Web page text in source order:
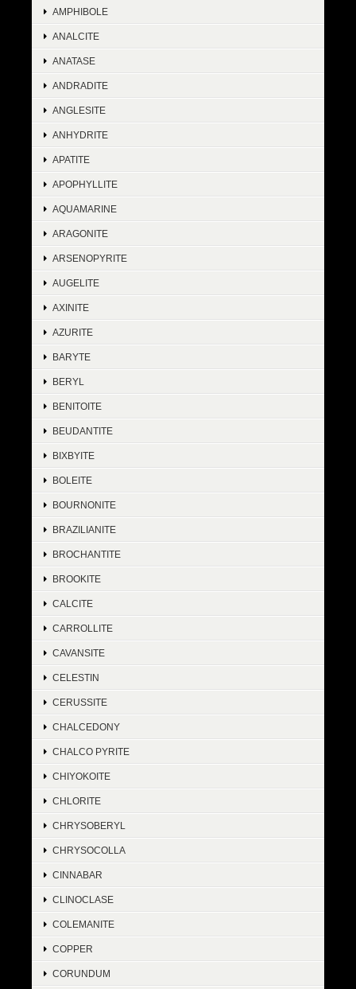
AMPHIBOLE
ANALCITE
ANATASE
ANDRADITE
ANGLESITE
ANHYDRITE
APATITE
APOPHYLLITE
AQUAMARINE
ARAGONITE
ARSENOPYRITE
AUGELITE
AXINITE
AZURITE
BARYTE
BERYL
BENITOITE
BEUDANTITE
BIXBYITE
BOLEITE
BOURNONITE
BRAZILIANITE
BROCHANTITE
BROOKITE
CALCITE
CARROLLITE
CAVANSITE
CELESTIN
CERUSSITE
CHALCEDONY
CHALCO PYRITE
CHIYOKOITE
CHLORITE
CHRYSOBERYL
CHRYSOCOLLA
CINNABAR
CLINOCLASE
COLEMANITE
COPPER
CORUNDUM